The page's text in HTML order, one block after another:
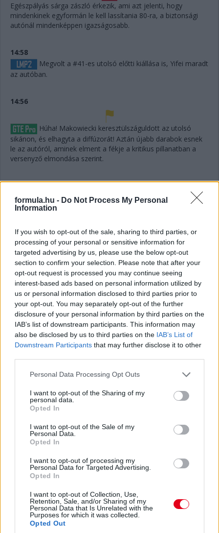
formula.hu - Do Not Process My Personal
Information
If you wish to opt-out of the sale, sharing to third parties, or
processing of your personal or sensitive information for
targeted advertising by us, please use the below opt-out
section to confirm your selection. Please note that after your
opt-out request is processed you may continue seeing
interest-based ads based on personal information utilized by
us or personal information disclosed to third parties prior to
your opt-out. You may separately opt-out of the further
disclosure of your personal information by third parties on the
IAB’s list of downstream participants. This information may
also be disclosed by us to third parties on the IAB’s List of
Downstream Participants that may further disclose it to other
Please note that this website/app uses one or more Google
not limited to your visit or usage behaviour. You may click to
grant or deny consent to Google and its third-party tags to
use your data for below specified purposes in below Google
consent section.
Personal Data Processing Opt Outs
I want to opt-out of the Sharing of my
personal data.
Opted In
I want to opt-out of the Sale of my
Personal Data.
Opted In
I want to opt-out of processing my
Personal Data for Targeted Advertising.
Opted In
I want to opt-out of Collection, Use,
Retention, Sale, and/or Sharing of my
Personal Data that Is Unrelated with the
Purposes for which it was collected.
Opted Out
Egészpályás sárga zászló érkezik, ami azt jelenti, hogy
mindenkinek egyformán le kell lassítania 80-ra, a biztonsági
autónál mindenképpen igazságosabb.
14:58
Megvolt a #41-es utolsó előtti kiállása is, Yifei maradt
az autóban.
14:56
Húha! Makowiecki keresztülszáguldott az utolsó
sikánon, és elhagyta a diffúzorát! Aztán újabb darabok esnek
le az autóról, aminek elment a fékje a kritikus pillanatban a
versenyző elmondása szerint.
14:53
A hátsó gumikat le tudták ugyan cserélni, de megint
ugrálni kellett az autón, mert az emelő, az bizony továbbra
14:53
Hajjajj... A #31-es kerékcserén. Vajon most sima
lesz?
14:46
A PR1 Mathiasen azóta sem jött ki, hivatalosan nem
estek ki, de semmi jele nincs annak, hogy ez az autó még
megmozdulna. Maradtak 45-en.
Egyre közelebb az eső. Egyre-egyre közelebb.
Akárhogy számolom, a két WRT-nek még két-két
kiállása lesz, hacsak nem jön egy hosszabb megszakítás,
Brundle hozza majd a célba a P2 5-6. helyéért
harcoló lengyel autót. Nagyon szép versenyt teljesített az
Inter Europol, minden elismerést megérdemelnek.